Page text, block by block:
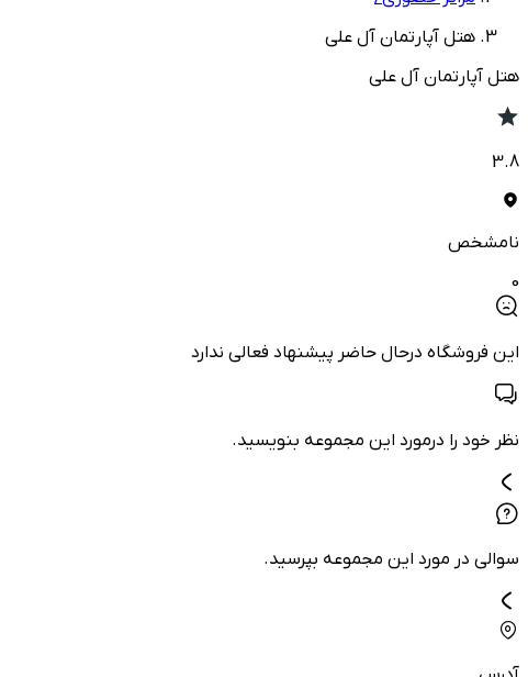
هتل آپارتمان آل علی
هتل آپارتمان آل علی
3.8
نامشخص
0
این فروشگاه درحال حاضر پیشنهاد فعالی ندارد
نظر خود را درمورد این مجموعه بنویسید.
سوالی در مورد این مجموعه بپرسید.